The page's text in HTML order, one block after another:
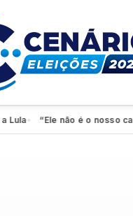
“Ele não é o nosso